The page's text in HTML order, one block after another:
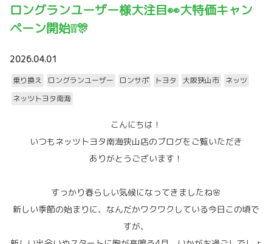
ロングランユーザー様大注目👀大特価キャン
ペーン開始❕❕🎊
2026.04.01
乗り換え ロングランユーザー ロンサポ トヨタ 大阪狭山市
ネッツ
ネッツトヨタ南海
こんにちは！
いつもネッツトヨタ南海狭山店のブログをご覧いただき
ありがとうございます！
すっかり春らしい気候になってきましたね🌸
新しい季節の始まりに、なんだかワクワクしている今日この頃で
すが、